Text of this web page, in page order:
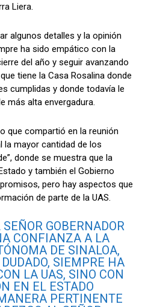
Liera.
algunos detalles y la opinión
ha sido empático con la
del año y seguir avanzando
tiene la Casa Rosalina donde
cumplidas y donde todavía le
más alta envergadura.
que compartió en la reunión
la mayor cantidad de los
donde se muestra que la
y también el Gobierno
pero hay aspectos que
de parte de la UAS.
GOBERNADOR
CONFIANZA A LA
DE SINALOA,
SIEMPRE HA
LA UAS, SINO CON
EN EL ESTADO
PERTINENTE